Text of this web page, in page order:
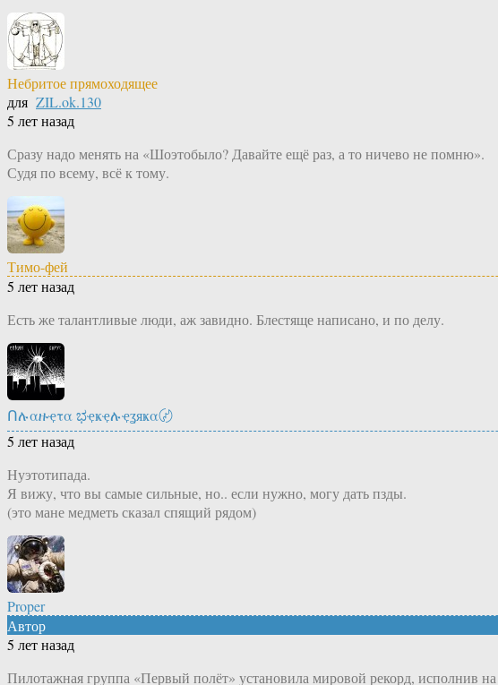
Небритое прямоходящее
для ZIL.ok.130
5 лет назад
Сразу надо менять на «Шоэтобыло? Давайте ещё раз, а то ничево не помню».
Судя по всему, всё к тому.
Тимо-фей
5 лет назад
Есть же талантливые люди, аж завидно. Блестяще написано, и по делу.
Ոሉαዙҿτα ಭҿҝҿሉҿʓяҝα〄
5 лет назад
Нуэтотипада.
Я вижу, что вы самые сильные, но.. если нужно, могу дать пзды.
(это мане медметь сказал спящий рядом)
Proper
Автор
5 лет назад
Пилотажная группа «Первый полёт» установила мировой рекорд, исполнив